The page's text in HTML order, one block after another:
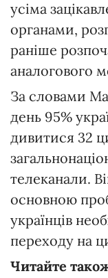
усіма
органами,
раніше
аналогового
За словами
день 95%
дивитися 32
телеканали.
основною
українців
переходу на
Читайте